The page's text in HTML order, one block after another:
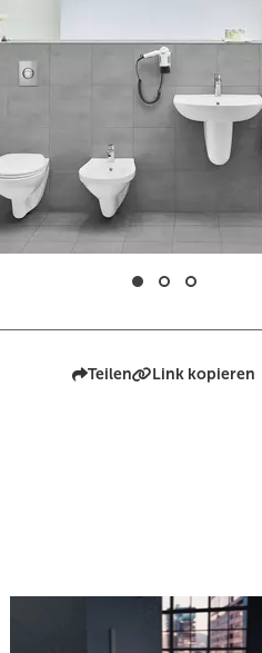
Teilen Link kopieren